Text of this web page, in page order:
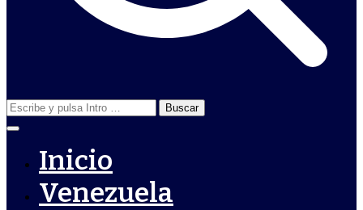
Buscar:
Inicio
Venezuela